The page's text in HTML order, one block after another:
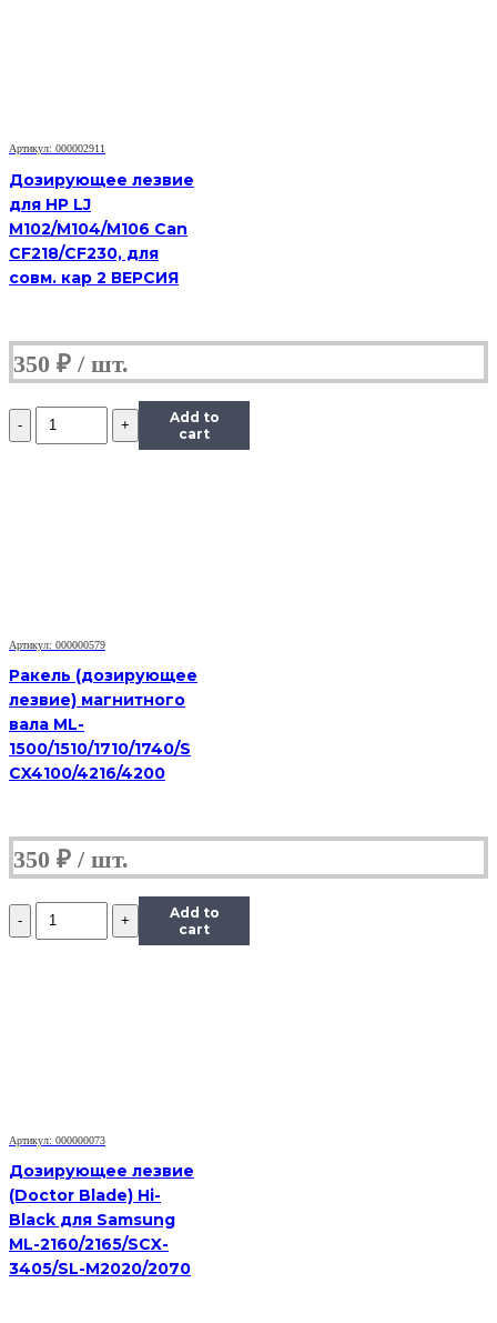
Артикул: 000002911
Дозирующее лезвие
для HP LJ
M102/M104/M106 Can
CF218/CF230, для
совм. кар 2 ВЕРСИЯ
350 ₽
Количество
Дозирующее
3428
Add to
cart
Артикул: 000000579
Ракель (дозирующее
лезвие) магнитного
вала ML-
1500/1510/1710/1740/S
CX4100/4216/4200
350 ₽
Количество
Дозирующее
3428
Add to
cart
Артикул: 000000073
Дозирующее лезвие
(Doctor Blade) Hi-
Black для Samsung
ML-2160/2165/SCX-
3405/SL-M2020/2070